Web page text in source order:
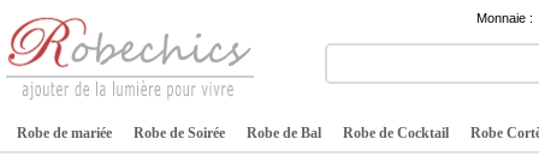
Monnaie :
Robe de mariée Robe de Soirée Robe de Bal Robe de Cocktail Robe